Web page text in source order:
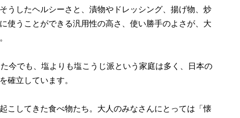
うしたヘルシーさと、漬物やドレッシング、揚げ物、炒
使うことができる汎用性の高さ、使い勝手のよさが、大
今でも、塩よりも塩こうじ派という家庭は多く、日本の
確立しています。
こしてきた食べ物たち。大人のみなさんにとっては「懐